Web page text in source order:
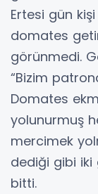
Ertesi gün
domates
görünmedi.
“Bizim
Domates
yolunurmuş
mercimek
dediği gibi
bitti.